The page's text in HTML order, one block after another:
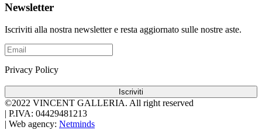
Newsletter
Iscriviti alla nostra newsletter e resta aggiornato sulle nostre aste.
Privacy Policy
Iscriviti
©2022 VINCENT GALLERIA. All right reserved
P.IVA: 04429481213
Web agency: Netminds